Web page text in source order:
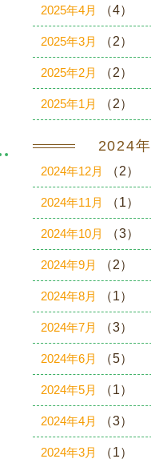
2025年4月 （4）
2025年3月 （2）
2025年2月 （2）
2025年1月 （2）
2024年
2024年12月 （2）
2024年11月 （1）
2024年10月 （3）
2024年9月 （2）
2024年8月 （1）
2024年7月 （3）
2024年6月 （5）
2024年5月 （1）
2024年4月 （3）
2024年3月 （1）